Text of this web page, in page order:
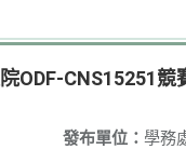
ODF-CNS15251競
發布單位： 學務